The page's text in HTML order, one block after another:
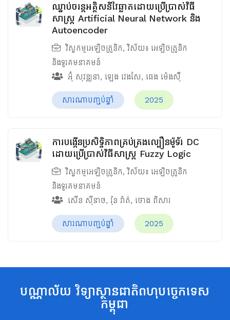
ឈ្នាប់ចរន្តអគ្គិសនីវៃឆ្លាតដោយប្រើប្រាស់វិធី
សាស្រ្ត Artificial Neural Network និង
Autoencoder
វិស្វកម្មអេឡិចត្រូនិក, វិស័យ៖ អេឡិចត្រូនិក
និងទូរគមនាគមន៍
អ៊ុំ សុវឌ្ឍនា, ឡេង វេងសែ, ផេង ម៉េងស៊ឺ
សារណាបញ្ចប់ឆ្នាំ 2025
ការបង្កើនប្រសិទ្ធិភាពគ្រប់គ្រងល្បឿនម៉ូទ័រ DC
ដោយប្រើប្រាស់វិធីសាស្រ្ត Fuzzy Logic
វិស្វកម្មអេឡិចត្រូនិក, វិស័យ៖ អេឡិចត្រូនិក
និងទូរគមនាគមន៍
សើន ស៊ីនាថ, រ៉ុន រ៉ាត់, ថោង ពិសារ
សារណាបញ្ចប់ឆ្នាំ 2025
បណ្ណាល័យ វិទ្យាស្ថានជាតិពហុបច្ចេកទេស
កម្ពុជា